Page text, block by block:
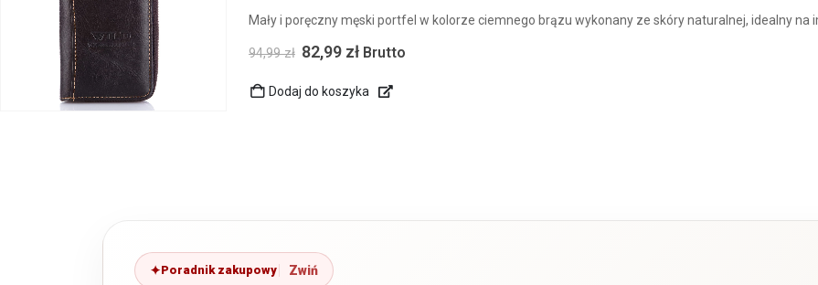
Mały i poręczny męski portfel w kolorze ciemnego brązu wykonany ze skóry naturalnej, idealny na
94,99zł 82,99 zł Brutto
Dodaj do koszyka
Poradnik zakupowy